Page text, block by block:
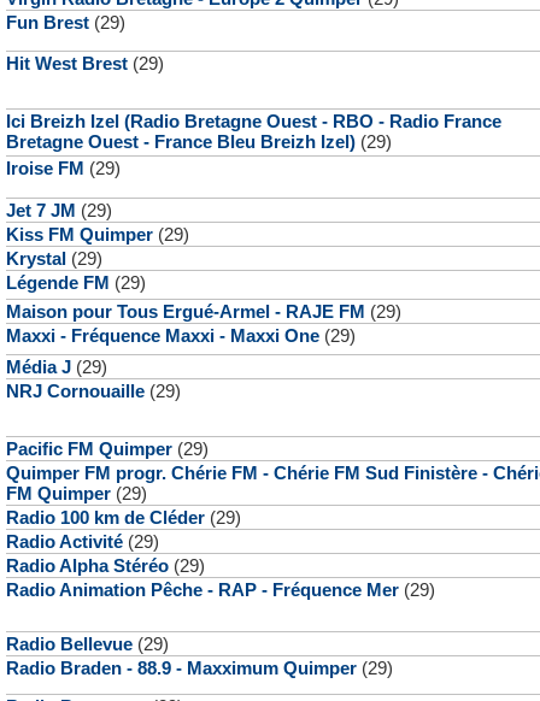
Fun Brest (29)
Hit West Brest (29)
Ici Breizh Izel (Radio Bretagne Ouest - RBO - Radio France
Bretagne Ouest - France Bleu Breizh Izel) (29)
Iroise FM (29)
Jet 7 JM (29)
Kiss FM Quimper (29)
Krystal (29)
Légende FM (29)
Maison pour Tous Ergué-Armel - RAJE FM (29)
Maxxi - Fréquence Maxxi - Maxxi One (29)
Média J (29)
NRJ Cornouaille (29)
Pacific FM Quimper (29)
Quimper FM progr. Chérie FM - Chérie FM Sud Finistère -
FM Quimper (29)
Radio 100 km de Cléder (29)
Radio Activité (29)
Radio Alpha Stéréo (29)
Radio Animation Pêche - RAP - Fréquence Mer (29)
Radio Bellevue (29)
Radio Braden - 88.9 - Maxximum Quimper (29)